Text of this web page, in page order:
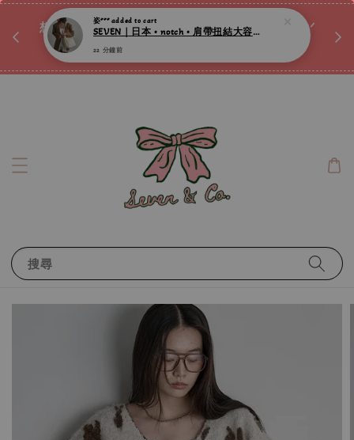
想訂製屬於自己的『水晶手鍊』嗎ꕀ♡ 私訊我們.ᐟ.ᐟ
📣Instagram 這邊按下去
搜尋
姿***added to cart
SEVEN｜日本 • notch • 肩帶扭結大容量微光澤肩背包 ღ
22 分鐘前